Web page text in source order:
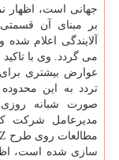
جهانی است، اظهار
بر مبنای آن
آلایندگی اعلام
می گردد. وی با تاكید
عوارض بیشتری برای
صورت شبانه
مدیرعامل شركت
سازی شده است،